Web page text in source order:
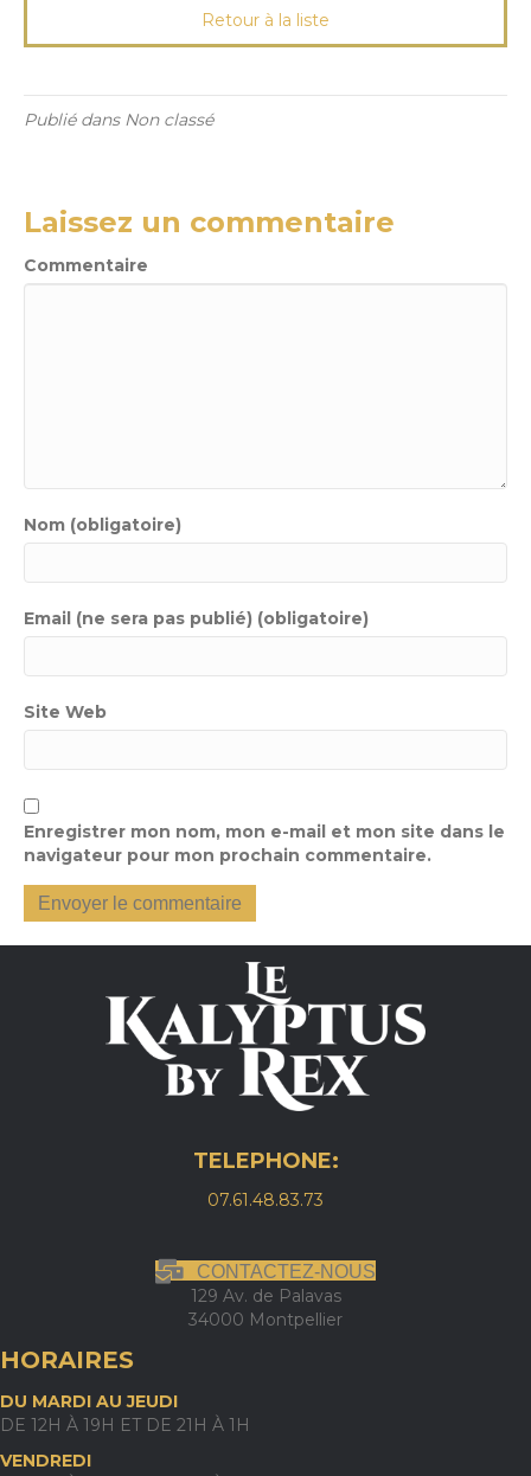
Retour à la liste
Publié dans Non classé
Laissez un commentaire
Commentaire
Nom (obligatoire)
Email (ne sera pas publié) (obligatoire)
Site Web
Enregistrer mon nom, mon e-mail et mon site dans le
navigateur pour mon prochain commentaire.
TELEPHONE:
07.61.48.83.73
CONTACTEZ-NOUS
129 Av. de Palavas
34000 Montpellier
HORAIRES
DU MARDI AU JEUDI
DE 12H À 19H ET DE 21H À 1H
VENDREDI